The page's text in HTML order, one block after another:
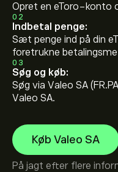
Opret en eToro-konto
02
Indbetal penge:
Sæt penge ind på din
foretrukne
03
Søg og køb:
Søg via Valeo SA
Valeo SA.
Køb Valeo SA
På jagt efter flere